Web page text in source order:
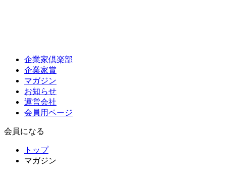
企業家倶楽部
企業家賞
マガジン
お知らせ
運営会社
会員用ページ
会員になる
トップ
マガジン